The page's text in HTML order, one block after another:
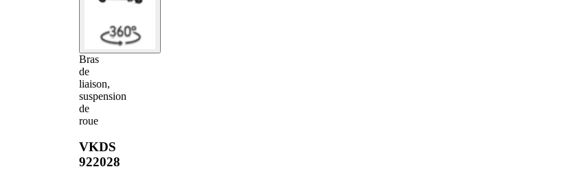
Bras
de
liaison,
suspension
de
roue
VKDS
922028